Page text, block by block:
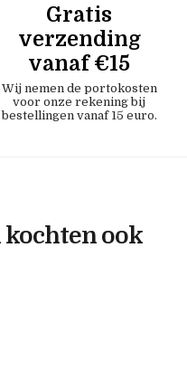
Gratis
verzending
vanaf €15
Wij nemen de portokosten
voor onze rekening bij
bestellingen vanaf 15 euro.
ook